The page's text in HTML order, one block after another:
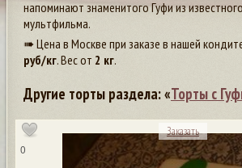
напоминают знаменитого Гуфи из
мультфильма.
➠ Цена в Москве при заказе в нашей
руб/кг. Вес от 2 кг.
Другие торты раздела: «Торты с
0
Заказать